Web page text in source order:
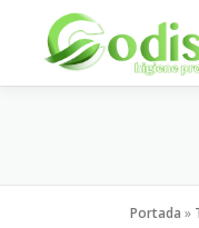
contenido
Portada »